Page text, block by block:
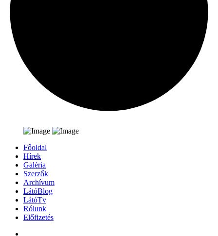
Főoldal
Hírek
Galéria
Szerzők
Archívum
LátóBlog
LátóTv
Rólunk
Előfizetés